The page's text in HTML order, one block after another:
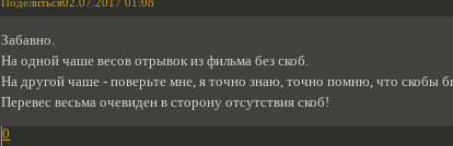
Забавно.
На одной чаше весов отрывок из фильма без скоб.
На другой чаше - поверьте мне, я точно знаю, точно помню, что скобы
Перевес весьма очевиден в сторону отсутствия скоб!
0